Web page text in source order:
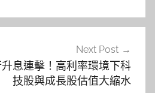
Next Post
息連擊！高利率環境下科
技股與成長股估值大縮水